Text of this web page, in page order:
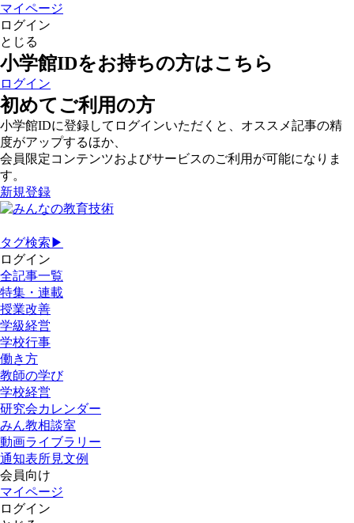
マイページ
ログイン
とじる
小学館IDをお持ちの方はこちら
ログイン
初めてご利用の方
小学館IDに登録してログインいただくと、オススメ記事の精
度がアップするほか、
会員限定コンテンツおよびサービスのご利用が可能になりま
す。
新規登録
タグ検索▶
ログイン
全記事一覧
特集・連載
授業改善
学級経営
学校行事
働き方
教師の学び
学校経営
研究会カレンダー
みん教相談室
動画ライブラリー
通知表所見文例
会員向け
マイページ
ログイン